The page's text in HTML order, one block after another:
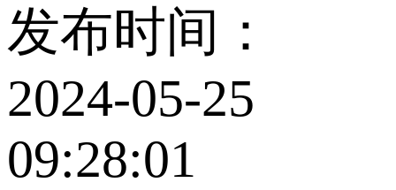
发布时间：
2024-05-25
09:28:01